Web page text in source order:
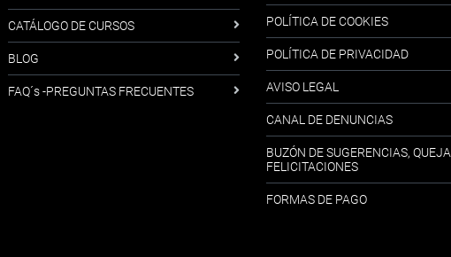
CATÁLOGO DE CURSOS
BLOG
FAQ´s -PREGUNTAS FRECUENTES
POLÍTICA DE COOKIES
POLÍTICA DE PRIVACIDAD
AVISO LEGAL
CANAL DE DENUNCIAS
BUZÓN DE SUGERENCIAS,
FELICITACIONES
FORMAS DE PAGO